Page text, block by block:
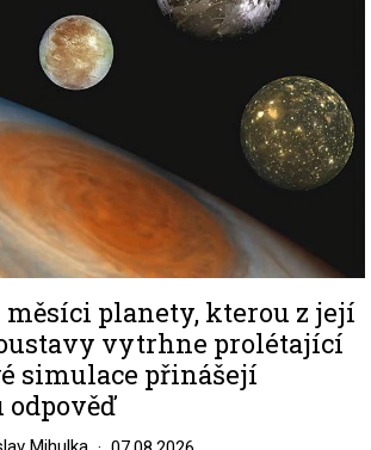
měsíci planety, kterou z její
vytrhne prolétající
simulace přinášejí